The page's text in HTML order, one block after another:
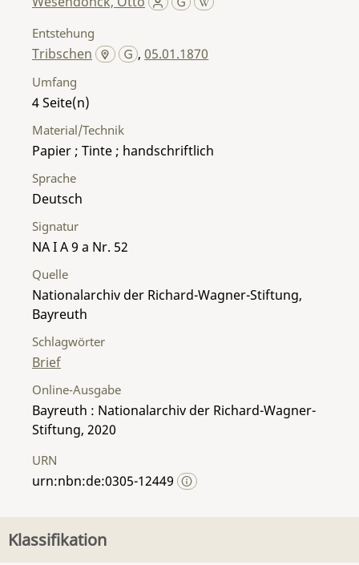
Entstehung
Tribschen ,05.01.1870
Umfang
4
Material/Technik
Papier ; Tinte ; handschriftlich
Sprache
Deutsch
Signatur
NA I A 9 a Nr. 52
Quelle
Nationalarchiv der Richard-Wagner-Stiftung,
Bayreuth
Schlagwörter
Brief
Online-Ausgabe
Bayreuth : Nationalarchiv der Richard-Wagner-
Stiftung, 2020
URN
urn:nbn:de:0305-12449
Klassifikation